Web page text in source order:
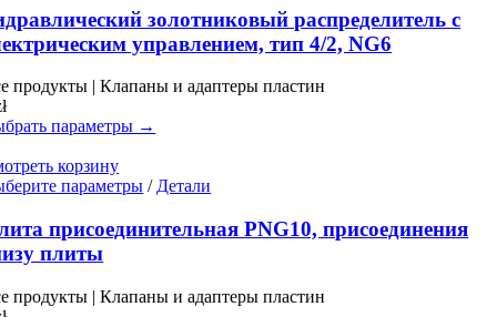
имеет
несколько
вариаций.
можно
на
золотниковый распределитель с
управлением, тип 4/2, NG6
продукты | Клапаны и адаптеры пластин
параметры →
корзину
параметры Этот
имеет
несколько
можно
/ Детали
присоединительная PNG10, присоединения
плиты
продукты | Клапаны и адаптеры пластин